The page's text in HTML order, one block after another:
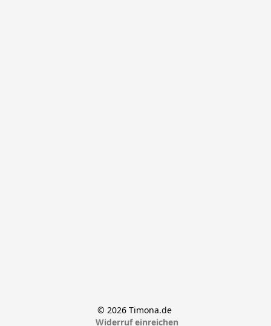
© 2026 Timona.de
Widerruf einreichen